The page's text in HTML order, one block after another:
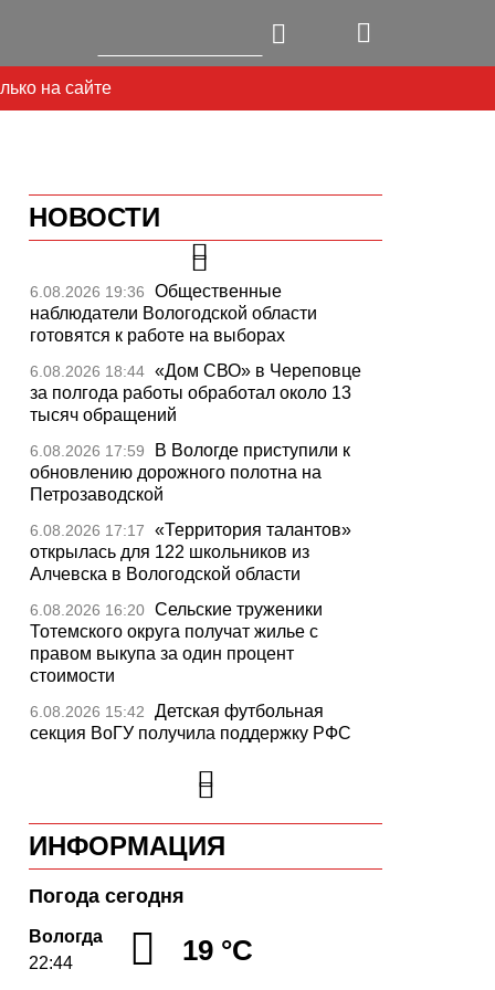
на сайте
НОВОСТИ
6.08.2026 19:36
Общественные
наблюдатели Вологодской области
готовятся к работе на выборах
6.08.2026 18:44 «Дом СВО» в Череповце
за полгода работы обработал около 13
тысяч обращений
6.08.2026 17:59
В Вологде приступили к
обновлению дорожного полотна на
Петрозаводской
6.08.2026 17:17
«Территория талантов»
открылась для 122 школьников из
Алчевска в Вологодской области
6.08.2026 16:20 Сельские труженики
Тотемского округа получат жилье с
правом выкупа за один процент
стоимости
6.08.2026 15:42
Детская футбольная
секция ВоГУ получила поддержку РФС
Уникальный трейл и
силовые шоу приготовили округа
6.08.2026 14:31
Робот Макс на Госуслугах
поможет вологжанам оформить выплату
на первоклассника
6.08.2026 14:00
подтвердила курс на полное обеспечение
лесовосстановления семенным
ИНФОРМАЦИЯ
Погода сегодня
Вологда
22:44
19 °C